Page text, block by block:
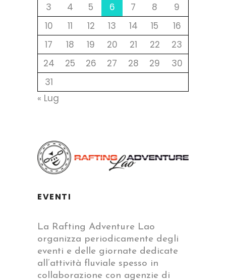
3
4 5 6 7 8
9
10
11 12 13 14 15
16
17
18 19 20 21 22
23
24
25 26 27 28 29
30
31
« Lug
EVENTI
La Rafting Adventure Lao
organizza periodicamente degli
eventi e delle giornate dedicate
all’attività fluviale spesso in
collaborazione con agenzie di